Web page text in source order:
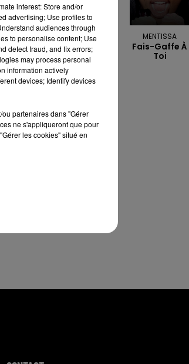
COOLIO
Gangsta's
Paradise
MENTISSA
Fais-Gaffe À
Toi
interest: Store and/or
advertising; Use profiles to
audiences through
to personalise content; Use
detect fraud, and fix errors;
may process personal
information actively
devices; Identify devices
partenaires dans "Gérer
ne s'appliqueront que pour
les cookies" situé en